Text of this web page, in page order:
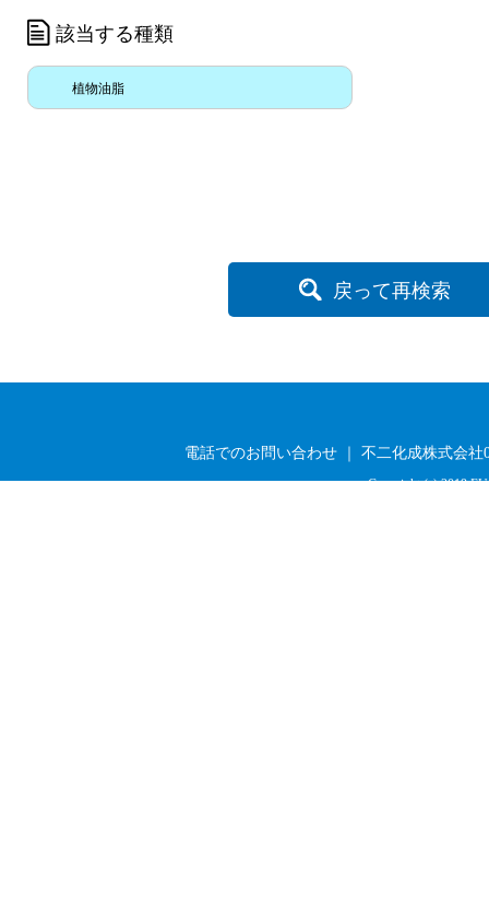
該当する種類
植物油脂
戻って再検索
電話でのお問い合わせ ｜ 不二化成株式会社
Copyright (c) 2019